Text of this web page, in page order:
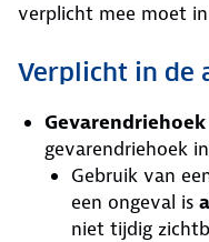
verplicht mee moet
Verplicht in de
Gevarendriehoek
gevarendriehoek
Gebruik van
een ongeval is
niet tijdig